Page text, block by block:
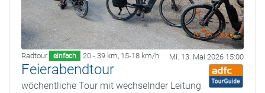
Radtour einfach 20 - 39 km, 15-18 km/h Mi. 13. Mai 2026 15:00
Feierabendtour
wöchentliche Tour mit wechselnder Leitung